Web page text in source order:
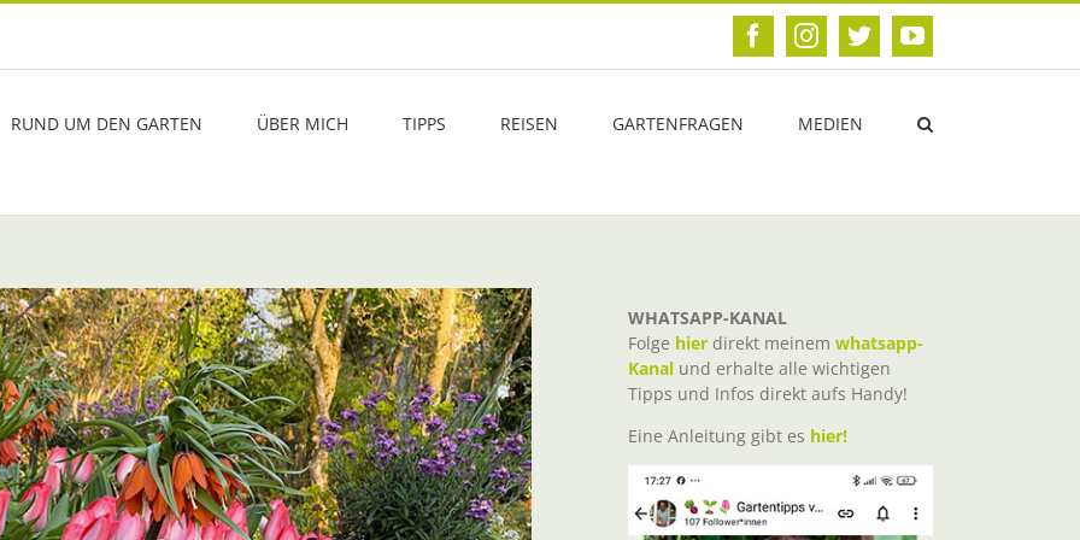
FacebookInstagram
TwitterYouTube
RUND UM DEN GARTEN ÜBER MICH TIPPS REISEN GARTENFRAGEN MEDIEN
WHATSAPP-KANAL
Folge hier direkt meinem whatsapp-
Kanal und erhalte alle wichtigen
Tipps und Infos direkt aufs Handy!
Eine Anleitung gibt es hier!